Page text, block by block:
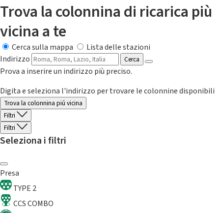
Trova la colonnina di ricarica più
vicina a te
Cerca sulla mappa
Lista delle stazioni
Indirizzo
Cerca
Prova a inserire un indirizzo più preciso.
Digita e seleziona l'indirizzo per trovare le colonnine disponibili
Trova la colonnina piú vicina
Filtri
Filtri
Seleziona i filtri
Presa
TYPE 2
CCS COMBO